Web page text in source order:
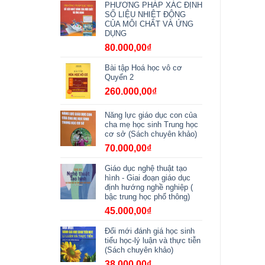
PHƯƠNG PHÁP XÁC ĐỊNH
SỐ LIỆU NHIỆT ĐỘNG
CỦA MÔI CHẤT VÀ ỨNG
DỤNG
80.000,00₫
Bài tập Hoá học vô cơ
Quyển 2
260.000,00₫
Năng lực giáo dục con của
cha mẹ học sinh Trung học
cơ sở (Sách chuyên khảo)
70.000,00₫
Giáo dục nghệ thuật tạo
hình - Giai đoạn giáo dục
định hướng nghề nghiệp (
bậc trung học phổ thông)
45.000,00₫
Đổi mới đánh giá học sinh
tiểu học-lý luận và thực tiễn
(Sách chuyên khảo)